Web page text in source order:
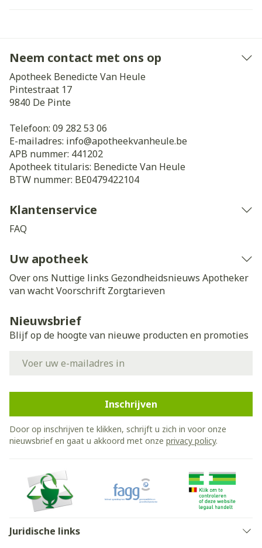
Neem contact met ons op
Apotheek Benedicte Van Heule
Pintestraat 17
9840 De Pinte
Telefoon: 09 282 53 06
E-mailadres: info@apotheekvanheule.be
APB nummer: 441202
Apotheek titularis: Benedicte Van Heule
BTW nummer: BE0479422104
Klantenservice
FAQ
Uw apotheek
Over ons Nuttige links Gezondheidsnieuws Apotheker
van wachtVoorschrift Zorgtarieven
Nieuwsbrief
Blijf op de hoogte van nieuwe producten en promoties
Inschrijven
Door op inschrijven te klikken, schrijft u zich in voor onze
nieuwsbrief en gaat u akkoord met onze privacy policy.
Juridische links